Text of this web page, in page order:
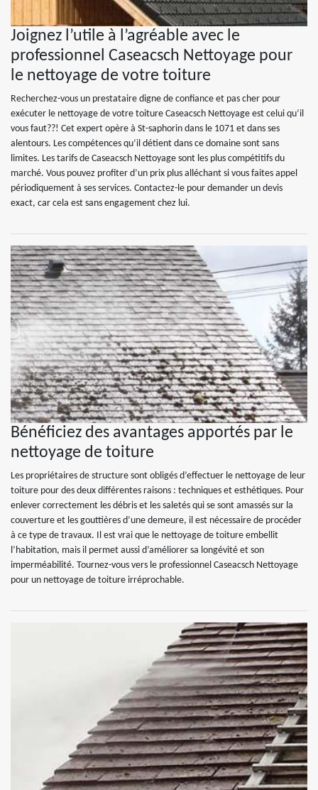
Joignez l’utile à l’agréable avec le
professionnel Caseacsch Nettoyage pour
le nettoyage de votre toiture
Recherchez-vous un prestataire digne de confiance et pas cher pour
exécuter le nettoyage de votre toiture Caseacsch Nettoyage est celui qu’il
vous faut??! Cet expert opère à St-saphorin dans le 1071 et dans ses
alentours. Les compétences qu’il détient dans ce domaine sont sans
limites. Les tarifs de Caseacsch Nettoyage sont les plus compétitifs du
marché. Vous pouvez profiter d’un prix plus alléchant si vous faites appel
périodiquement à ses services. Contactez-le pour demander un devis
exact, car cela est sans engagement chez lui.
Bénéficiez des avantages apportés par le
nettoyage de toiture
Les propriétaires de structure sont obligés d’effectuer le nettoyage de leur
toiture pour des deux différentes raisons : techniques et esthétiques. Pour
enlever correctement les débris et les saletés qui se sont amassés sur la
couverture et les gouttières d’une demeure, il est nécessaire de procéder
à ce type de travaux. Il est vrai que le nettoyage de toiture embellit
l’habitation, mais il permet aussi d’améliorer sa longévité et son
imperméabilité. Tournez-vous vers le professionnel Caseacsch Nettoyage
pour un nettoyage de toiture irréprochable.